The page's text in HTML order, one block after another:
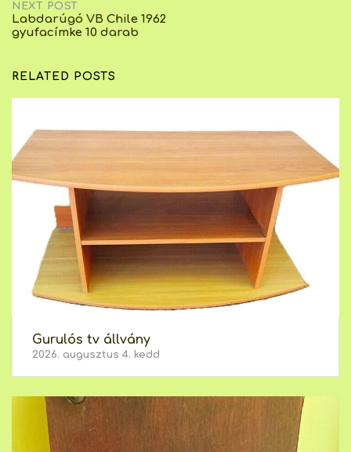
NEXT POST
Labdarúgó VB Chile 1962
gyufacímke 10 darab
RELATED POSTS
Gurulós tv állvány
2026. augusztus 4. kedd